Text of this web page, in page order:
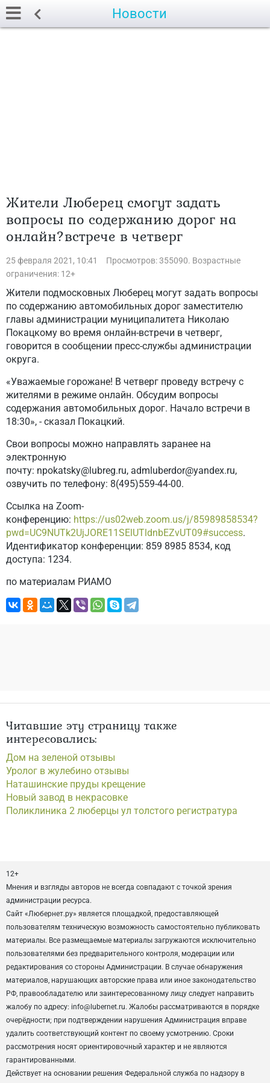
Новости
Жители Люберец смогут задать
вопросы по содержанию дорог на
онлайн?встрече в четверг
25 февраля 2021, 10:41
Просмотров: 355090. Возрастные
ограничения: 12+
Жители подмосковных Люберец могут задать вопросы
по содержанию автомобильных дорог заместителю
главы администрации муниципалитета Николаю
Покацкому во время онлайн-встречи в четверг,
говорится в сообщении пресс-службы администрации
округа.
«Уважаемые горожане! В четверг проведу встречу с
жителями в режиме онлайн. Обсудим вопросы
содержания автомобильных дорог. Начало встречи в
18:30», - сказал Покацкий.
Свои вопросы можно направлять заранее на
электронную
почту: npokatsky@lubreg.ru, admluberdor@yandex.ru,
озвучить по телефону: 8(495)559-44-00.
Ссылка на Zoom-
конференцию: https://us02web.zoom.us/j/85989858534?
pwd=UC9NUTk2UjJORE11SElUTldnbEZvUT09#success.
Идентификатор конференции: 859 8985 8534, код
доступа: 1234.
по материалам РИАМО
Читавшие эту страницу также
интересовались:
Дом на зеленой отзывы
Уролог в жулебино отзывы
Наташинские пруды крещение
Новый завод в некрасовке
Поликлиника 2 люберцы ул толстого регистратура
12+
Мнения и взгляды авторов не всегда совпадают с точкой зрения
администрации ресурса.
Сайт «Любернет.ру» является площадкой, предоставляющей
пользователям техническую возможность самостоятельно публиковать
материалы. Все размещаемые материалы загружаются исключительно
пользователями без предварительного контроля, модерации или
редактирования со стороны Администрации. В случае обнаружения
материалов, нарушающих авторские права или иное законодательство
РФ, правообладателю или заинтересованному лицу следует направить
жалобу по адресу: info@lubernet.ru. Жалобы рассматриваются в порядке
очерёдности; при подтверждении нарушения Администрация вправе
удалить соответствующий контент по своему усмотрению. Сроки
рассмотрения носят ориентировочный характер и не являются
гарантированными.
Действует на основании решения Федеральной служба по надзору в